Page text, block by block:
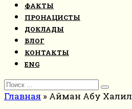
ФАКТЫ
ПРОНАЦИСТЫ
ДОКЛАДЫ
БЛОГ
КОНТАКТЫ
ENG
Search
for:
Главная » Айман Абу Халил